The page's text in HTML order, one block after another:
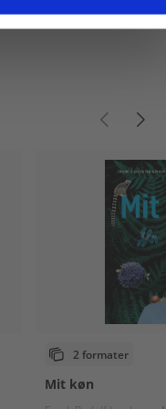
2 formater
Mit køn